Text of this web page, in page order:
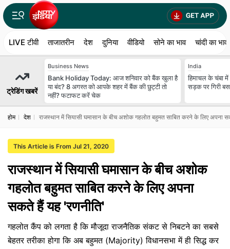
LIVE टीवी ताजातरीन देश दुनिया वीडियो सोने का भाव चांदी का भाव
ट्रेडिंग खबरें
Business News
Bank Holiday Today: आज शनिवार को बैंक खुला है
या बंद? 8 अगस्त को आपके शहर में बैंक की छुट्टी तो
नहीं? फटाफट करें चेक
India
हिमाचल के चंबा में
सड़क पर गिरी
होम देश राजस्थान में सियासी घमासान के बीच अशोक गहलोत बहुमत साबित करने के लिए अपना
This Article is From Jul 21, 2020
राजस्थान में सियासी घमासान के बीच अशोक
गहलोत बहुमत साबित करने के लिए अपना
सकते हैं यह 'रणनीति'
गहलोत कैंप को लगता है कि मौजूदा राजनैतिक संकट से निबटने का सबसे
बेहतर तरीका होगा कि अब बहुमत (Majority) विधानसभा में ही सिद्ध कर